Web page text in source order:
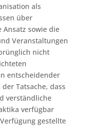
als
über
Ansatz sowie die
Veranstaltungen
nicht
entscheidender
Tatsache, dass
verständliche
verfügbar
gestellte